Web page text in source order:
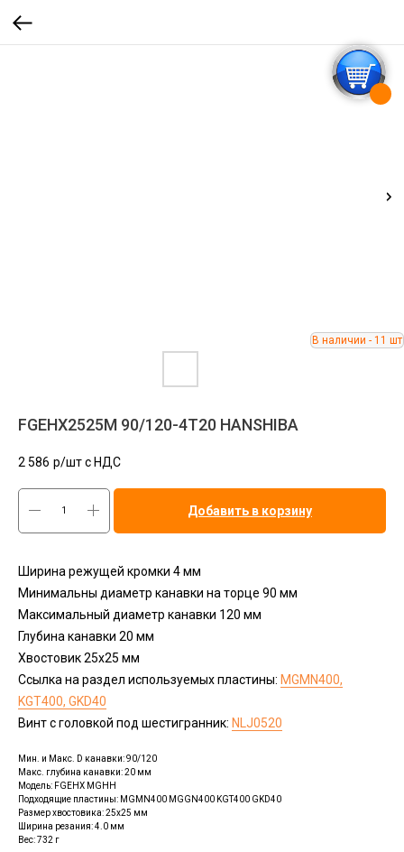
FGEHX2525M 90/120-4T20 HANSHIBA
2 586 р/шт c НДС
Добавить в корзину
Ширина режущей кромки 4 мм
Минимальны диаметр канавки на торце 90 мм
Максимальный диаметр канавки 120 мм
Глубина канавки 20 мм
Хвостовик 25х25 мм
Ссылка на раздел используемых пластины: MGMN400,
KGT400, GKD40
Винт с головкой под шестигранник: NLJ0520
Мин. и Макс. D канавки: 90/120
Макс. глубина канавки: 20 мм
Модель: FGEHX MGHH
Подходящие пластины: MGMN400 MGGN400 KGT400 GKD40
Размер хвостовика: 25x25 мм
Ширина резания: 4.0 мм
Вес: 732 г